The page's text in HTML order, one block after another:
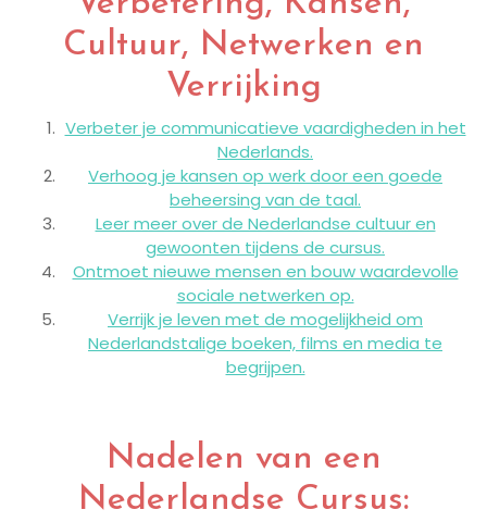
Cultuur, Netwerken en
Verrijking
Verbeter je communicatieve vaardigheden in het
Nederlands.
Verhoog je kansen op werk door een goede
beheersing van de taal.
Leer meer over de Nederlandse cultuur en
gewoonten tijdens de cursus.
Ontmoet nieuwe mensen en bouw waardevolle
sociale netwerken op.
Verrijk je leven met de mogelijkheid om
Nederlandstalige boeken, films en media te
begrijpen.
Nadelen van een
Nederlandse Cursus: